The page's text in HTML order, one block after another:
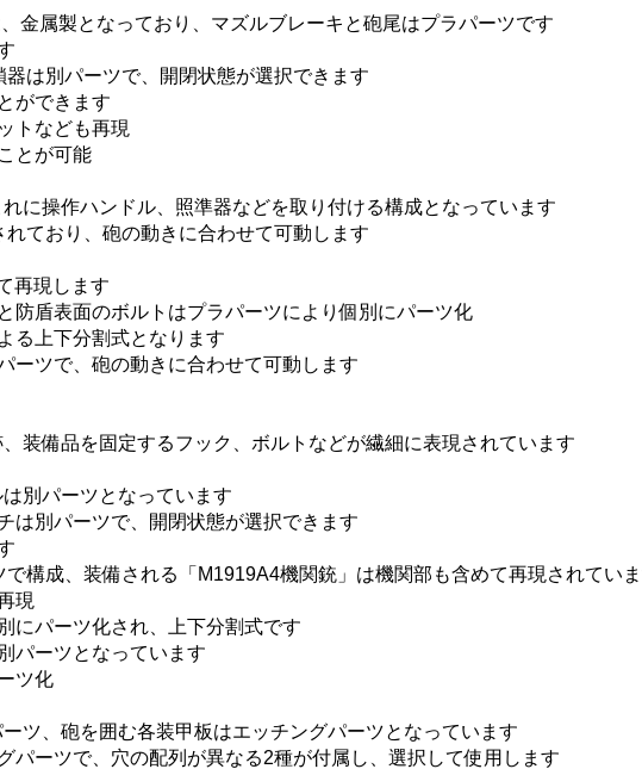
金属製となっており、マズルブレーキと砲尾はプラパーツです
は別パーツで、開閉状態が選択できます
ができます
トなども再現
とが可能
に操作ハンドル、照準器などを取り付ける構成となっています
ており、砲の動きに合わせて可動します
再現します
盾表面のボルトはプラパーツにより個別にパーツ化
る上下分割式となります
ツで、砲の動きに合わせて可動します
装備品を固定するフック、ボルトなどが繊細に表現されています
別パーツとなっています
別パーツで、開閉状態が選択できます
構成、装備される「M1919A4機関銃」は機関部も含めて再現されてい
現
にパーツ化され、上下分割式です
パーツとなっています
ツ化
ツ、砲を囲む各装甲板はエッチングパーツとなっています
ーツで、穴の配列が異なる2種が付属し、選択して使用します